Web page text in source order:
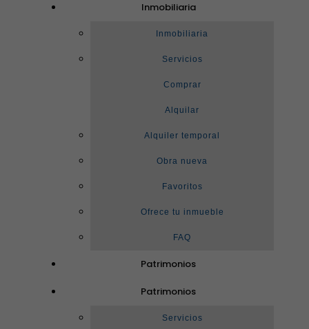
Inmobiliaria
Inmobiliaria
Servicios
Comprar
Alquilar
Alquiler temporal
Obra nueva
Favoritos
Ofrece tu inmueble
FAQ
Patrimonios
Patrimonios
Servicios